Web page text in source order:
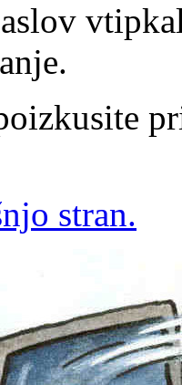
stran.